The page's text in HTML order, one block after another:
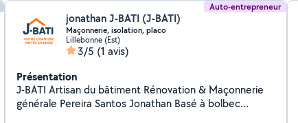
Auto-entrepreneur
jonathan J-BATI (J-BATI)
Maçonnerie, isolation, placo
Lillebonne (Est)
3/5 (1 avis)
Présentation
J-BATI Artisan du bâtiment Rénovation & Maçonnerie
générale Pereira Santos Jonathan Basé à bolbec